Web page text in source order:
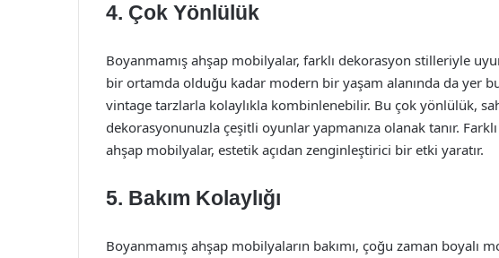
4. Çok Yönlülük
Boyanmamış ahşap mobilyalar, farklı dekorasyon stilleriyle
bir ortamda olduğu kadar modern bir yaşam alanında da yer
vintage tarzlarla kolaylıkla kombinlenebilir. Bu çok yönlülük,
dekorasyonunuzla çeşitli oyunlar yapmanıza olanak tanır.
ahşap mobilyalar, estetik açıdan zenginleştirici bir etki yaratır.
5. Bakım Kolaylığı
Boyanmamış ahşap mobilyaların bakımı, çoğu zaman boyalı